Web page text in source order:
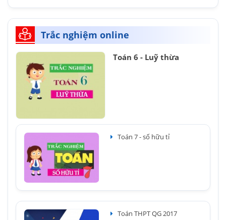
Trắc nghiệm online
Toán 6 - Luỹ thừa
Toán 7 - số hữu tỉ
Toán THPT QG 2017